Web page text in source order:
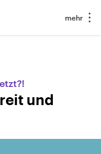
und